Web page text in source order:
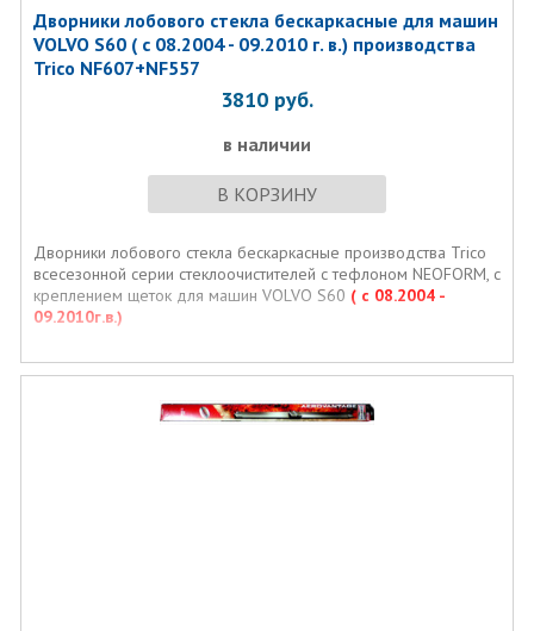
Дворники лобового стекла бескаркасные для машин
VOLVO S60 ( с 08.2004 - 09.2010 г. в.) производства
Trico NF607+NF557
3810 руб.
в наличии
В КОРЗИНУ
Дворники лобового стекла бескаркасные производства Trico
всесезонной серии стеклоочистителей с тефлоном NEOFORM, с
креплением щеток для машин VOLVO S60 ( с 08.2004 -
09.2010г.в.)